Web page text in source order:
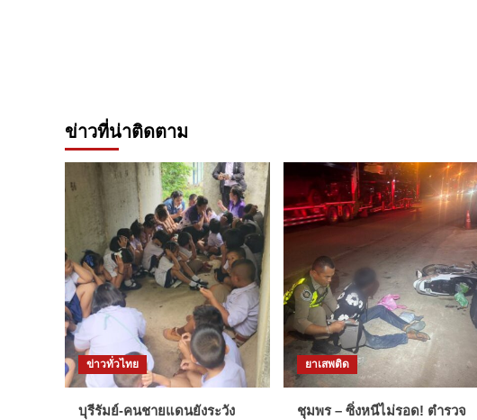
ข่าวที่น่าติดตาม
ข่าวทั่วไทย
บุรีรัมย์-คนชายแดนยังระวัง
ยาเสพติด
ชุมพร – ซิ่งหนีไม่รอด! ตำรวจ